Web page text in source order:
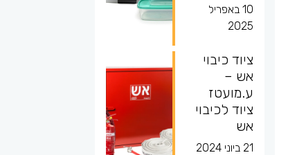
10 באפריל
2025
ציוד כיבוי
אש –
ע.מועטז
ציוד לכיבוי
אש
21 ביוני 2024